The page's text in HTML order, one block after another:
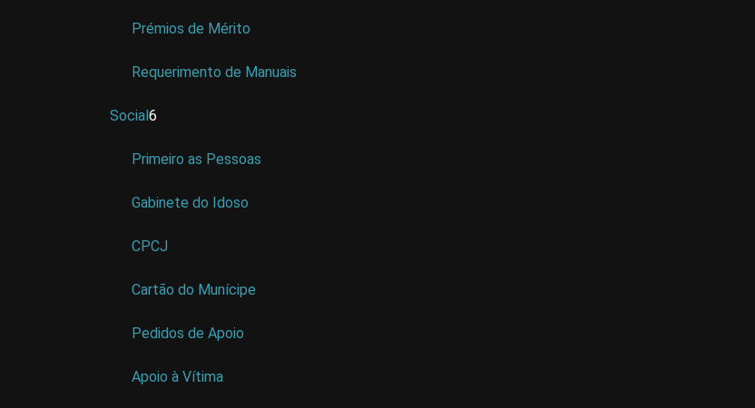
Prémios de Mérito
Requerimento de Manuais
Social6
Primeiro as Pessoas
Gabinete do Idoso
CPCJ
Cartão do Munícipe
Pedidos de Apoio
Apoio à Vítima